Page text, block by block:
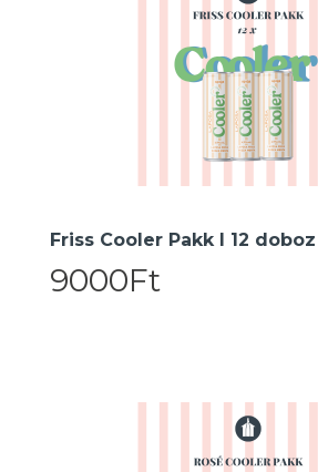
Friss Cooler Pakk I 12 doboz
9000Ft